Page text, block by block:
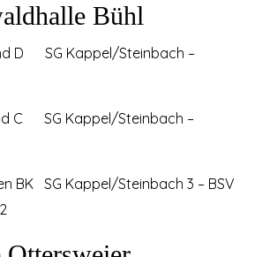
Bühl
D SG Kappel/Steinbach –
C SG Kappel/Steinbach –
BK SG Kappel/Steinbach 3 – BSV